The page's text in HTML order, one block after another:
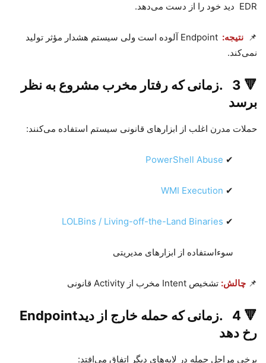
EDR دید خود را از دست می‌دهد.
📌 نتیجه:
Endpointآلوده است ولی سیستم هشدار مؤثر تولید
نمی‌کند.
🔻
3
.زمانی که رفتار مخرب مشروع به نظر
برسد
حملات مدرن اغلب از ابزارهای قانونی سیستم استفاده می‌کنند:
✔
PowerShell Abuse
✔
WMI Execution
✔
LOLBins / Living-off-the-Land Binaries
سوءاستفاده از ابزارهای مدیریتی
📌 چالش: تشخیص Intent مخرب از Activity قانونی
🔻
4
.زمانی که حمله خارج از دیدEndpoint
رخ دهد
برخی مراحل حمله در لایه‌های دیگر اتفاق می‌افتد: